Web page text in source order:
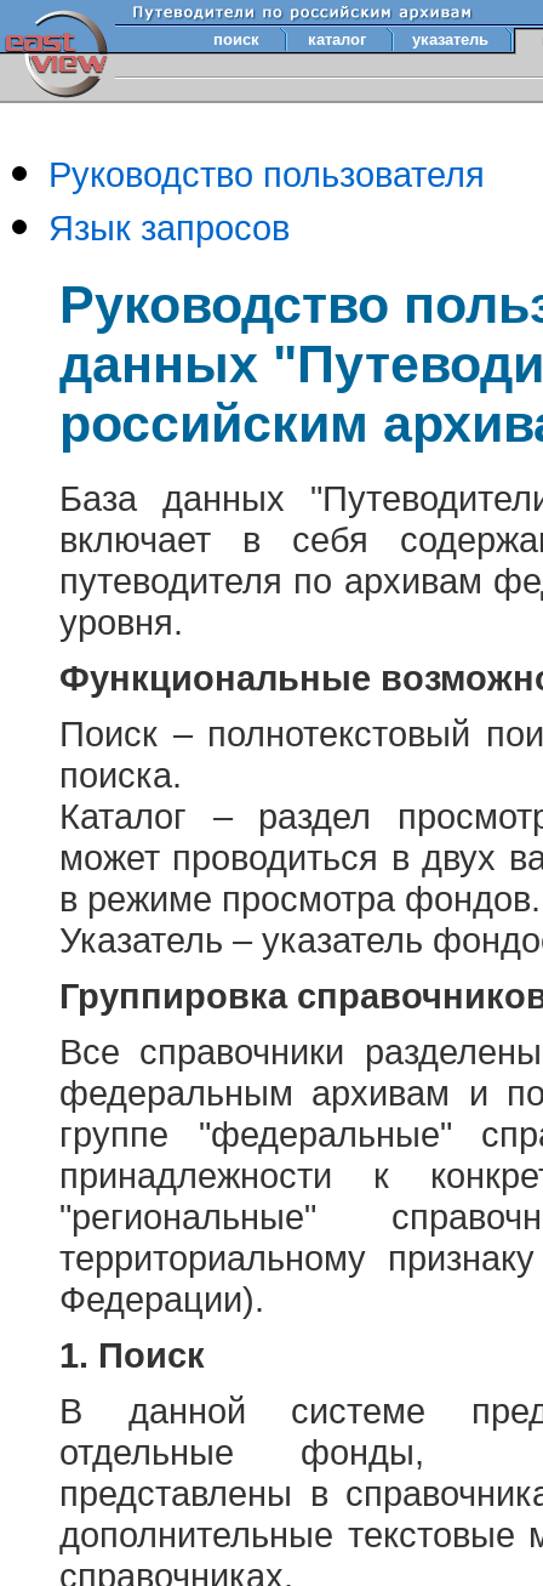
поиск каталог указатель
Руководство пользователя
Язык запросов
Руководство
данных
российским
База данных
включает в себя
путеводителя по архивам
уровня.
Функциональные
Поиск – полнотекстовый
поиска.
Каталог – раздел
может проводиться в двух
в режиме просмотра фондов.
Указатель – указатель
Группировка
Все справочники
федеральным архивам и
группе "федеральные"
принадлежности к
"региональные"
территориальному
Федерации).
1. Поиск
В данной системе
отдельные фонды,
представлены в
дополнительные
справочниках.